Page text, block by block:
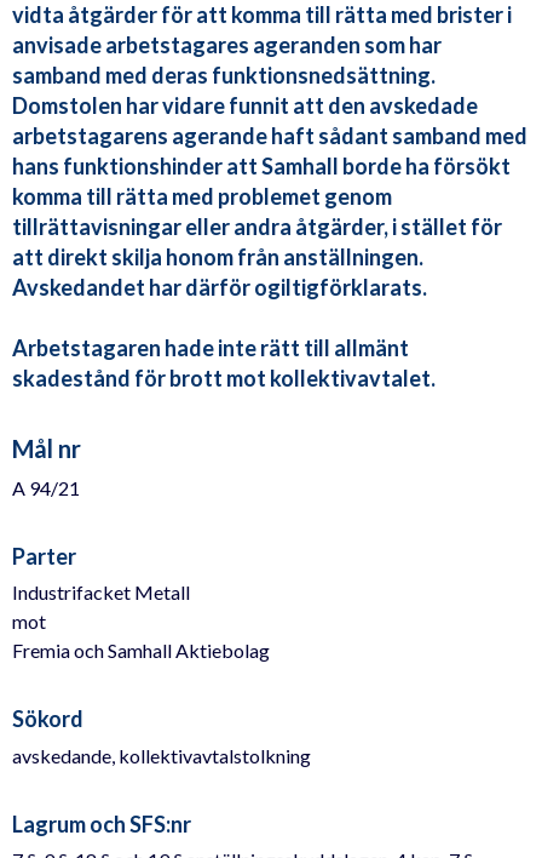
vidta åtgärder för att komma till rätta med brister i
anvisade arbetstagares ageranden som har
samband med deras funktionsnedsättning.
Domstolen har vidare funnit att den avskedade
arbetstagarens agerande haft sådant samband med
hans funktionshinder att Samhall borde ha försökt
komma till rätta med problemet genom
tillrättavisningar eller andra åtgärder, i stället för
att direkt skilja honom från anställningen.
Avskedandet har därför ogiltigförklarats.
Arbetstagaren hade inte rätt till allmänt
skadestånd för brott mot kollektivavtalet.
Mål nr
A 94/21
Parter
Industrifacket Metall
mot
Fremia och Samhall Aktiebolag
Sökord
avskedande, kollektivavtalstolkning
Lagrum och SFS:nr